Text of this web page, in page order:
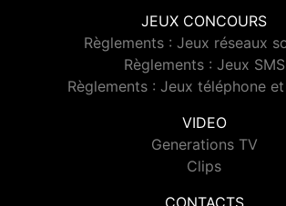
JEUX CONCOURS
Règlements : Jeux réseaux
Règlements : Jeux SMS
Règlements : Jeux téléphone
VIDEO
Generations TV
Clips